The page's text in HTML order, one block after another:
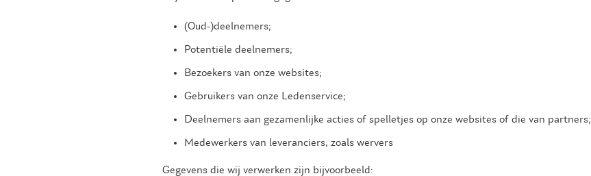
(Oud-)deelnemers;
Potentiële deelnemers;
Bezoekers van onze websites;
Gebruikers van onze Ledenservice;
Deelnemers aan gezamenlijke acties of spelletjes op onze websites of die van partners;
Medewerkers van leveranciers, zoals wervers
Gegevens die wij verwerken zijn bijvoorbeeld: